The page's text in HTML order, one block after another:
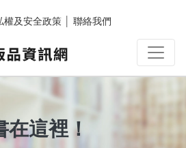
權及安全政策 聯絡我們
這裡！